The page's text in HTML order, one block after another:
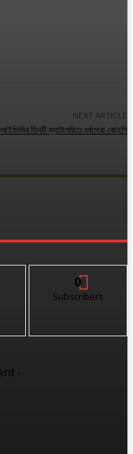
NEXT ARTICLE
আইসিসির তিনটি ক্যাটাগরিতে বর্ষসেরা কোহলি
0
Subscribers
-